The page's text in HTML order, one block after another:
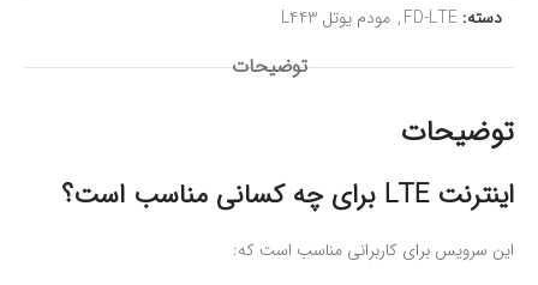
دسته: FD-LTE
, مودم یوتل L443
توضیحات
توضیحات
اینترنت LTE برای چه کسانی مناسب است؟
این سرویس برای کاربرانی مناسب است که: